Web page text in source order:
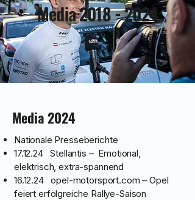
Media2018 - 2024
Media 2024
Nationale Presseberichte
17.12.24 Stellantis – Emotional,
elektrisch, extra-spannend
16.12.24 opel-motorsport.com – Opel
feiert erfolgreiche Rallye-Saison